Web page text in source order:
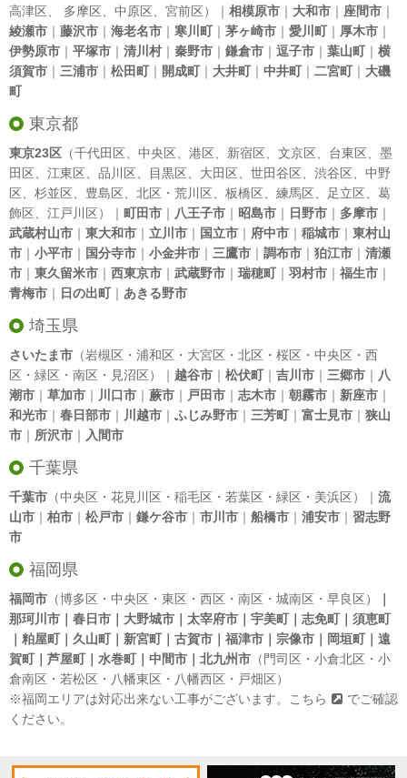
高津区
多摩区 中原区 宮前区）｜ 相模原市 ｜ 大和市 ｜ 座間市 ｜
綾瀬市 ｜ 藤沢市 ｜ 海老名市 ｜ 寒川町｜ 茅ヶ崎市 ｜ 愛川町｜ 厚木市 ｜
伊勢原市 ｜ 平塚市 ｜ 清川村｜ 秦野市 ｜ 鎌倉市 ｜ 逗子市 ｜ 葉山町｜ 横
須賀市 ｜ 三浦市 ｜ 松田町｜ 開成町｜ 大井町｜ 中井町｜ 二宮町｜ 大磯
町
東京都
東京23区 （千代田区 中央区 港区 新宿区 文京区 台東区
墨
田区
江東区 品川区 目黒区 大田区 世田谷区 渋谷区
中野
区
杉並区 豊島区 北区 ・ 荒川区 板橋区 練馬区 足立区
葛
飾区
江戸川区）｜ 町田市 ｜ 八王子市 ｜ 昭島市 ｜ 日野市 ｜ 多摩市 ｜
武蔵村山市 ｜ 東大和市 ｜ 立川市 ｜ 国立市 ｜ 府中市 ｜ 稲城市 ｜ 東村山
市 ｜ 小平市 ｜ 国分寺市 ｜ 小金井市 ｜ 三鷹市 ｜ 調布市 ｜ 狛江市 ｜ 清瀬
市 ｜ 東久留米市 ｜ 西東京市 ｜ 武蔵野市 ｜ 瑞穂町｜ 羽村市 ｜ 福生市 ｜
青梅市 ｜ 日の出町｜ あきる野市
埼玉県
さいたま市 （岩槻区・浦和区・大宮区・北区・桜区・中央区・西
区・緑区・南区・見沼区）｜ 越谷市 ｜ 松伏町｜ 吉川市 ｜ 三郷市 ｜ 八
潮市 ｜ 草加市 ｜ 川口市 ｜ 蕨市 ｜ 戸田市 ｜ 志木市 ｜ 朝霧市 ｜ 新座市 ｜
和光市 ｜ 春日部市 ｜ 川越市 ｜ ふじみ野市 ｜ 三芳町｜ 富士見市 ｜ 狭山
市 ｜ 所沢市 ｜ 入間市
千葉県
千葉市 （中央区・花見川区・稲毛区・若葉区・緑区・美浜区）｜ 流
山市 ｜ 柏市 ｜ 松戸市 ｜ 鎌ケ谷市 ｜ 市川市 ｜ 船橋市 ｜ 浦安市 ｜ 習志野
市
福岡県
福岡市 （博多区・中央区・東区・西区・南区・城南区・早良区）
那珂川市｜春日市｜大野城市｜太宰府市｜宇美町｜志免町｜須恵町
｜粕屋町｜久山町｜新宮町｜古賀市｜福津市｜宗像市｜岡垣町｜遠
賀町｜芦屋町｜水巻町｜中間市｜北九州市 （門司区・小倉北区・小
倉南区・若松区・八幡東区・八幡西区・戸畑区）
※福岡エリアは対応出来ない工事がございます。
こちら
でご確認
ください。